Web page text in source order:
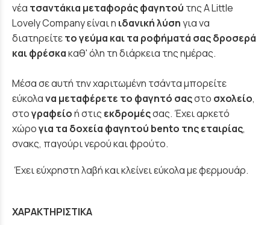
νέα τσαντάκια μεταφοράς φαγητού της A Little
Lovely Company είναι η ιδανική λύσηγια να
διατηρείτετο γεύμα και τα ροφήματά σας δροσερά
και φρέσκακαθ' όλη τη διάρκεια της ημέρας.
Μέσα σε αυτή την χαριτωμένη τσάντα μπορείτε
εύκολανα μεταφέρετε το φαγητό σαςστο σχολείο,
στογραφείοή στις εκδρομέςσας. Έχει αρκετό
χώρογια τα δοχεία φαγητού bento της εταιρίας,
σνακς, παγούρι νερού και φρούτο.
Έχει εύχρηστη λαβή και κλείνει εύκολα με φερμουάρ.
ΧΑΡΑΚΤΗΡΙΣΤΙΚΑ